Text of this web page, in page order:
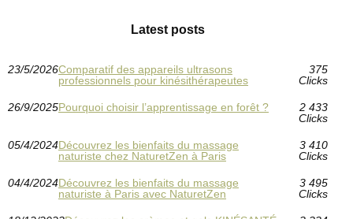
Latest posts
23/5/2026Comparatif des appareils ultrasons
professionnels pour kinésithérapeutes
375
Clicks
26/9/2025Pourquoi choisir l’apprentissage en forêt ?
2 433
Clicks
05/4/2024Découvrez les bienfaits du massage
naturiste chez NaturetZen à Paris
3 410
Clicks
04/4/2024Découvrez les bienfaits du massage
naturiste à Paris avec NaturetZen
3 495
Clicks